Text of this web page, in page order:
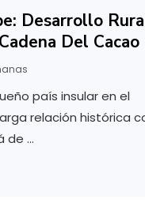
Desarrollo
Del Cacao
país insular en el
relación histórica
de ...